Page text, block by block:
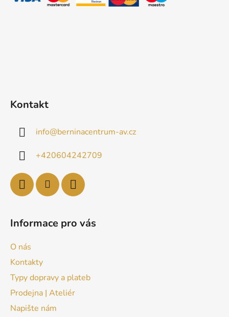
Kontakt
info@berninacentrum-av.cz
+420604242709
Informace pro vás
O nás
Kontakty
Typy dopravy a plateb
Prodejna | Ateliér
Napište nám